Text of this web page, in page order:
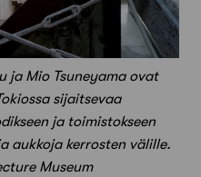
ja Mio Tsuneyama ovat
sijaitsevaa
ja toimistokseen
aukkoja kerrosten välille.
Museum